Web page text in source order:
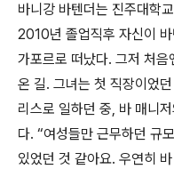
바니강 바텐더는 진주대학
2010년 졸업직후 자신이
가포르로 떠났다. 그저 처
온 길. 그녀는 첫 직장이었
리스로 일하던 중, 바 매니
다. “여성들만 근무하던 규
있었던 것 같아요. 우연히